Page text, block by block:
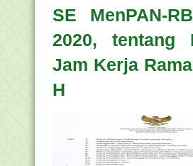
SE MenPAN-
2020, tentang
Jam Kerja
H